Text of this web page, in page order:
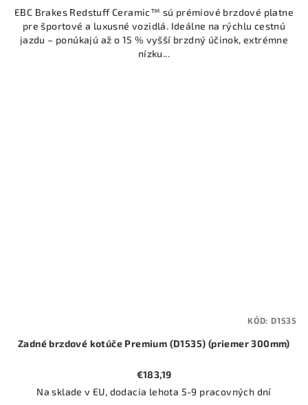
EBC Brakes Redstuff Ceramic™ sú prémiové brzdové platne
pre športové a luxusné vozidlá. Ideálne na rýchlu cestnú
jazdu – ponúkajú až o 15 % vyšší brzdný účinok, extrémne
nízku...
Zadné brzdové kotúče Premium (D1535) (priemer 300mm)
€183,19
Na sklade v EU, dodacia lehota 5-9 pracovných dní
KÓD: D1535